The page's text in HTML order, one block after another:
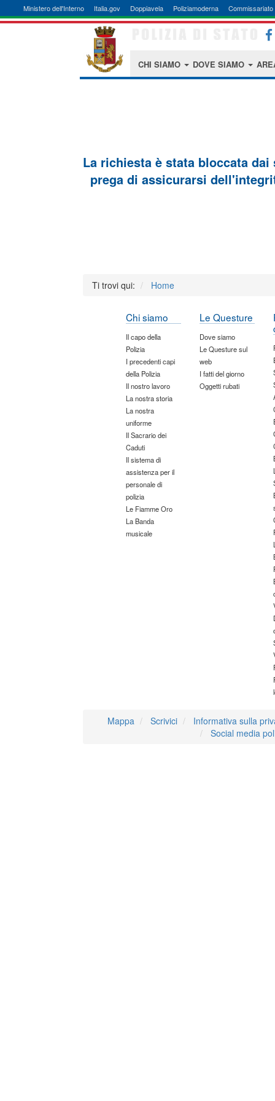
Ministero dell'Interno Italia.gov Doppiavela Poliziamoderna Commissariato
CHI SIAMO DOVE SIAMO
La richiesta è stata bloccata
prega di assicurarsi
Ti trovi qui: Home
Chi siamo
Il capo della
Polizia
I precedenti capi
della Polizia
Il nostro lavoro
La nostra storia
La nostra
uniforme
Il Sacrario dei
Caduti
Il sistema di
assistenza per il
personale di
polizia
Le Fiamme Oro
La Banda
musicale
Le Questure
Dove siamo
Le Questure sul
web
I fatti del giorno
Oggetti rubati
Mappa Scrivici
Informativa sulla
Social media